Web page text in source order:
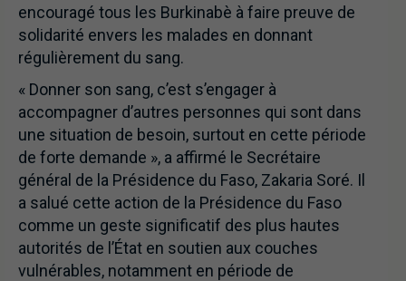
encouragé tous les Burkinabè à faire preuve de
solidarité envers les malades en donnant
régulièrement du sang.
« Donner son sang, c’est s’engager à
accompagner d’autres personnes qui sont dans
une situation de besoin, surtout en cette période
de forte demande », a affirmé le Secrétaire
général de la Présidence du Faso, Zakaria Soré. Il
a salué cette action de la Présidence du Faso
comme un geste significatif des plus hautes
autorités de l’État en soutien aux couches
vulnérables, notamment en période de